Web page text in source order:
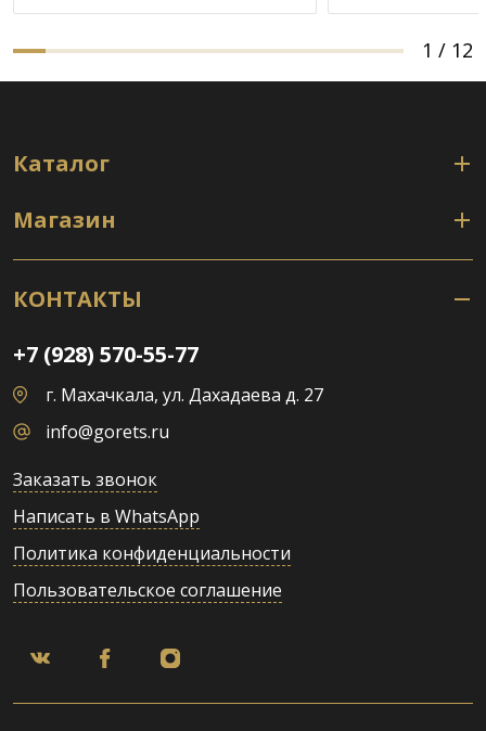
1 / 12
Каталог
Магазин
КОНТАКТЫ
+7 (928) 570-55-77
г. Махачкала, ул. Дахадаева д. 27
info@gorets.ru
Заказать звонок
Написать в WhatsApp
Политика конфиденциальности
Пользовательское соглашение